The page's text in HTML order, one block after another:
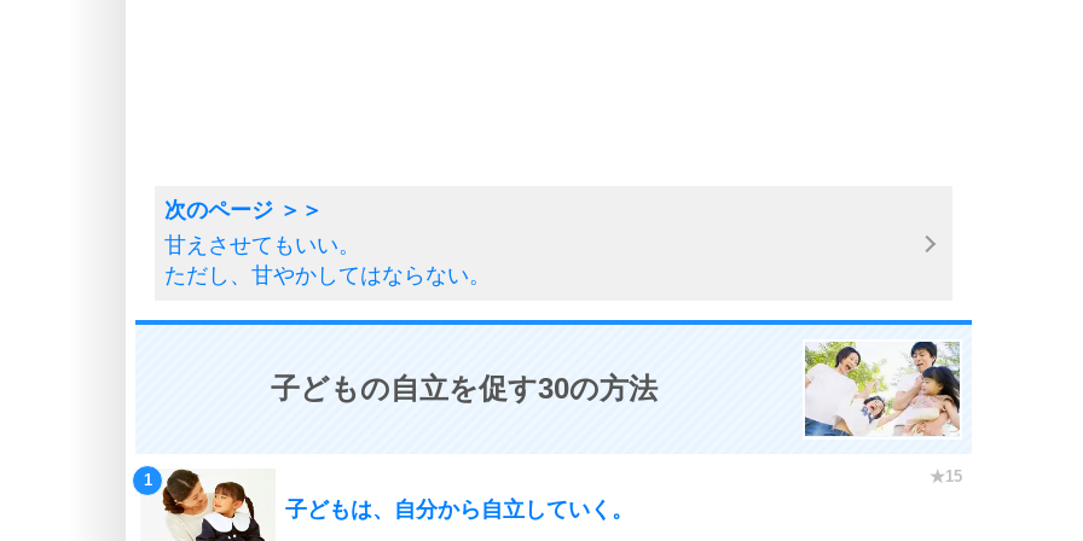
甘えさせてもいい。
ただし、甘やかしてはならない。
子どもの自立を促す30の方法
子どもは、自分から自立していく。